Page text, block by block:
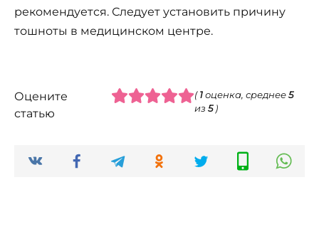
рекомендуется. Следует установить причину
тошноты в медицинском центре.
Оцените
статью
( 1 оценка, среднее5
из5)